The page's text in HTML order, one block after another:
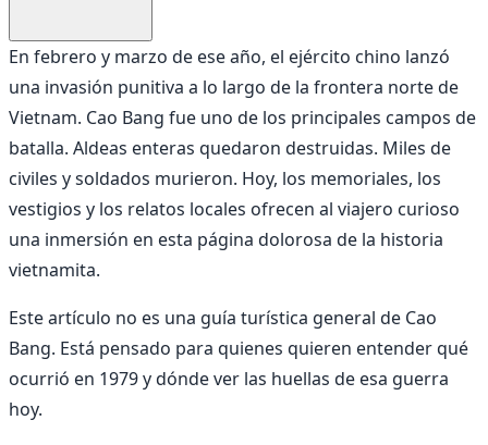
En febrero y marzo de ese año, el ejército chino lanzó
una invasión punitiva a lo largo de la frontera norte de
Vietnam. Cao Bang fue uno de los principales campos de
batalla. Aldeas enteras quedaron destruidas. Miles de
civiles y soldados murieron. Hoy, los memoriales, los
vestigios y los relatos locales ofrecen al viajero curioso
una inmersión en esta página dolorosa de la historia
vietnamita.
Este artículo no es una guía turística general de Cao
Bang. Está pensado para quienes quieren entender qué
ocurrió en 1979 y dónde ver las huellas de esa guerra
hoy.